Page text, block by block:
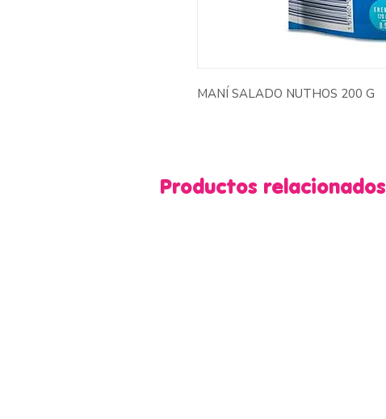
MANÍ SALADO NUTHOS 200 G
Productos relacionados